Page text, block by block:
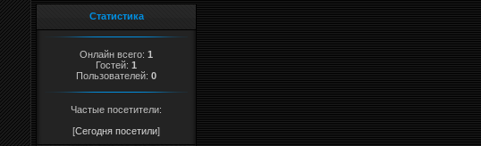
Статистика
Онлайн всего: 1
Гостей: 1
Пользователей: 0
Частые посетители:
[Сегодня посетили]